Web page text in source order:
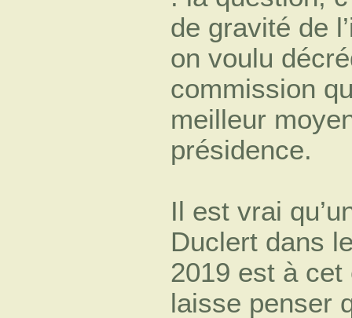
de gravité de
on voulu
commission
meilleur
présidence.
Il est vrai
Duclert dans
2019 est à
laisse penser